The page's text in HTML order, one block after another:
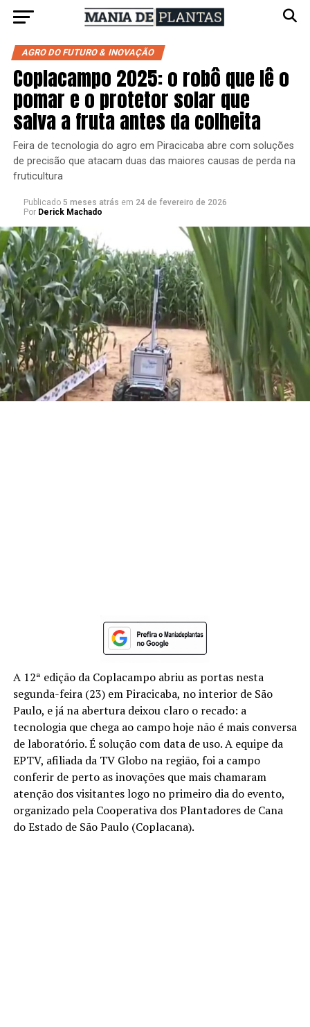
AGRO DO FUTURO & INOVAÇÃO
Coplacampo 2025: o robô que lê o
pomar e o protetor solar que
salva a fruta antes da colheita
Feira de tecnologia do agro em Piracicaba abre com soluções
de precisão que atacam duas das maiores causas de perda na
fruticultura
Publicado 5 meses atrás em 24 de fevereiro de 2026
Por Derick Machado
A 12ª edição da Coplacampo abriu as portas nesta
segunda-feira (23) em Piracicaba, no interior de São
Paulo, e já na abertura deixou claro o recado: a
tecnologia que chega ao campo hoje não é mais conversa
de laboratório. É solução com data de uso. A equipe da
EPTV, afiliada da TV Globo na região, foi a campo
conferir de perto as inovações que mais chamaram
atenção dos visitantes logo no primeiro dia do evento,
organizado pela Cooperativa dos Plantadores de Cana
do Estado de São Paulo (Coplacana).